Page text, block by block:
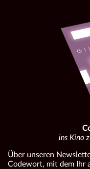
ins Kino
Über unseren
Codewort, mit dem Ihr